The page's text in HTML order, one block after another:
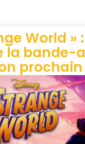
World »
la bande-